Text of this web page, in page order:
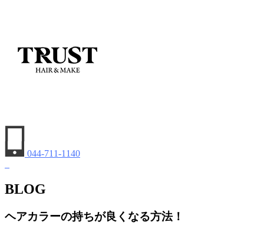
044-711-1140
BLOG
ヘアカラーの持ちが良くなる方法！